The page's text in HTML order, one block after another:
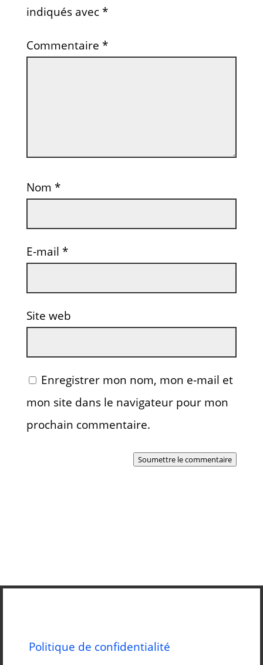
indiqués avec *
Commentaire *
Nom *
E-mail *
Site web
Enregistrer mon nom, mon e-mail et
mon site dans le navigateur pour mon
prochain commentaire.
Soumettre le commentaire
Politique de confidentialité